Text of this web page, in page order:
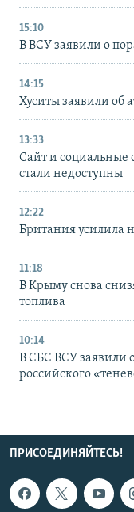
15:10
В ВСУ заявили о
14:15
Хуситы заявили об
13:33
Сайт и социальные
стали недоступны
12:22
Британия усилила
11:18
В Крыму снова
топлива
10:14
В СБС ВСУ заявили
российского
ПРИСОЕДИНЯЙТЕСЬ!